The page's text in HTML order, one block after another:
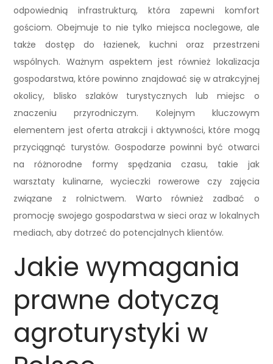
odpowiednią infrastrukturą, która zapewni komfort
gościom. Obejmuje to nie tylko miejsca noclegowe, ale
także dostęp do łazienek, kuchni oraz przestrzeni
wspólnych. Ważnym aspektem jest również lokalizacja
gospodarstwa, które powinno znajdować się w atrakcyjnej
okolicy, blisko szlaków turystycznych lub miejsc o
znaczeniu przyrodniczym. Kolejnym kluczowym
elementem jest oferta atrakcji i aktywności, które mogą
przyciągnąć turystów. Gospodarze powinni być otwarci
na różnorodne formy spędzania czasu, takie jak
warsztaty kulinarne, wycieczki rowerowe czy zajęcia
związane z rolnictwem. Warto również zadbać o
promocję swojego gospodarstwa w sieci oraz w lokalnych
mediach, aby dotrzeć do potencjalnych klientów.
Jakie wymagania
prawne dotyczą
agroturystyki w